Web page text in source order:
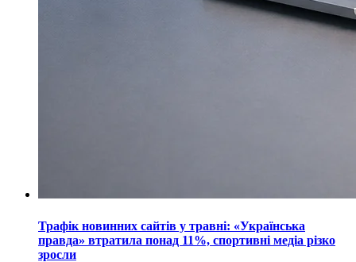
Трафік новинних сайтів у травні: «Українська
правда» втратила понад 11%, спортивні медіа різко
зросли